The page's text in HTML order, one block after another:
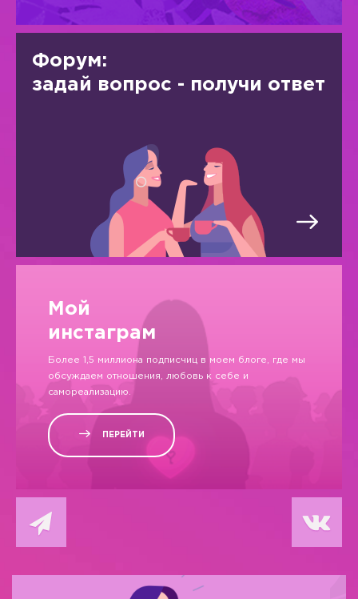
Форум:
задай вопрос - получи ответ
Мой
инстаграм
Более 1,5 миллиона подписчиц в моем блоге, где мы
обсуждаем отношения, любовь к себе и
самореализацию.
ПЕРЕЙТИ